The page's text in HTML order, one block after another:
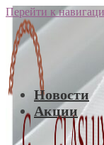
Перейти к
Новости
Акции